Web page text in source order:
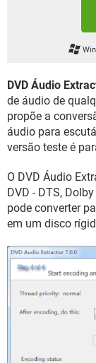
INSTAGRAM
GUIA DE COMPRAS
DVD Áudio
de áudio de
propõe a
áudio para
versão teste é
O DVD Áudio
DVD - DTS,
pode converter
em um disco